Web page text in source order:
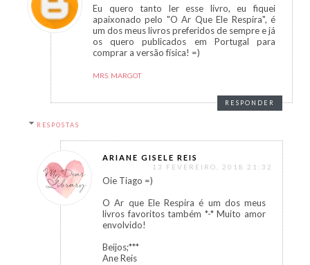
Eu quero tanto ler esse livro, eu fiquei
apaixonado pelo "O Ar Que Ele Respira", é
um dos meus livros preferidos de sempre e já
os quero publicados em Portugal para
comprar a versão física! =)
MRS. MARGOT
RESPONDER
RESPOSTAS
ARIANE GISELE REIS
13 FEVEREIRO, 2018 21:32
Oie Tiago =)
O Ar que Ele Respira é um dos meus
livros favoritos também *-* Muito amor
envolvido!
Beijos;***
Ane Reis